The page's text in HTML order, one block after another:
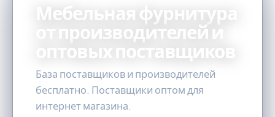
Мебельная фурнитура
от производителей и
оптовых поставщиков
База поставщиков и производителей
бесплатно. Поставщики оптом для
интернет магазина.